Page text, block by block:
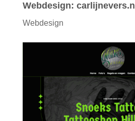
Webdesign: carlijnevers.nl
Webdesign